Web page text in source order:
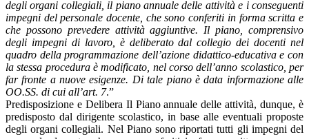
degli organi collegiali, il piano annuale delle attività e i conseguenti
impegni del personale docente, che sono conferiti in forma scritta e
che possono prevedere attività aggiuntive. Il piano, comprensivo
degli impegni di lavoro, è deliberato dal collegio dei docenti nel
quadro della programmazione dell’azione didattico-educativa e con
la stessa procedura è modificato, nel corso dell’anno scolastico, per
far fronte a nuove esigenze. Di tale piano è data informazione alle
OO.SS. di cui all’art. 7.”
Predisposizione e Delibera Il Piano annuale delle attività, dunque, è
predisposto dal dirigente scolastico, in base alle eventuali proposte
degli organi collegiali. Nel Piano sono riportati tutti gli impegni del